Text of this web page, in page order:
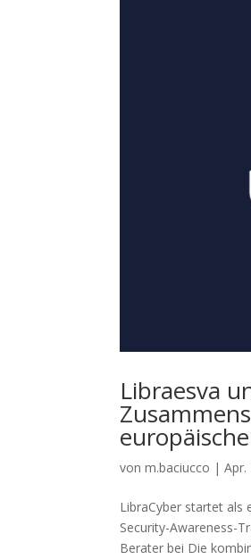
Libraesva
vonm.baciucco |Apr.
LibraCyber startet als
Security-Awareness-
Berater bei Die